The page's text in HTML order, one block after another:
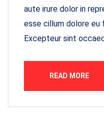
aute irure dolor in
esse cillum dolore eu
Excepteur sint
READ MORE